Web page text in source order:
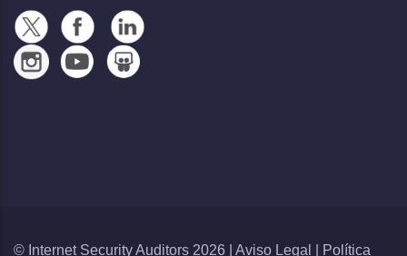
© Internet Security Auditors 2026 | Aviso Legal Política